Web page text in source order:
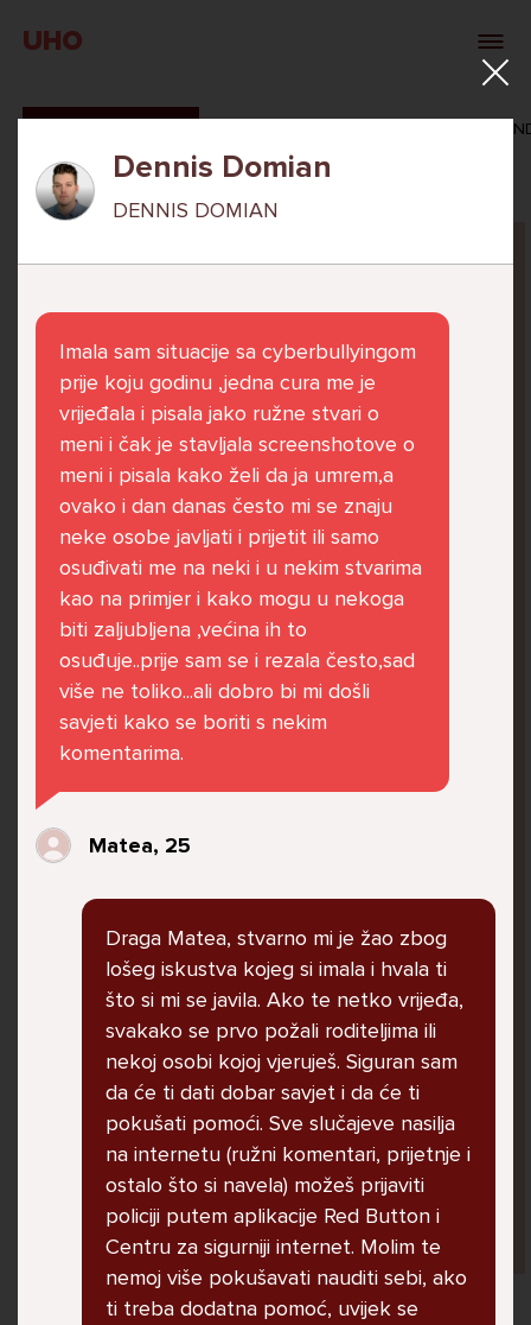
UHO
VERONIKA
Već 6 godina u školi nekoliko cura iz mog
razreda me izbacuju iz zajedničkih aktivnosti
te me iskorištavaju. Dečki iz mojeg razreda mi
govore da sam glupača te me preko discorda
vrijeđaju jer sam niska te mi govore da se
ubijem. Prije mjesec dana su me istukli kod
parka iz čistog mira dok sam prolazila sa
svojim susjedama i malim psom. Stalno u
krevet idem plačući. Nesvjesno te zbog
ljutnje sam se počela tući po nogama no
prestala sam jer me važna osoba potaknula
na to. Prije toga svega nakon nekoliko godina
prijateljstva ostavila me najbolja prijateljica
nisam htjela ići u školu jer me to sve jako
pogodilo. Cyber bulyala me preko snapchata
i drugih drugih društvenih mreža. Sad opet
razgovaramo no jako teško. Stalno provodim
vrijeme učeći ili trenirajući moje pse jako sam
vezana za njih te ih jako volim Često
razgovaram s mamom no ne želim joj sve reći
jer me ne shvaća. Ponekad želim skočiti sa
balkona svoje kuće. Neznam što da više
Lana, 12
Dennis Domian
DENNIS DOMIAN
Imala sam situacije sa cyberbullyingom
prije koju godinu ,jedna cura me je
vrijeđala i pisala jako ružne stvari o
meni i čak je stavljala screenshotove o
meni i pisala kako želi da ja umrem,a
ovako i dan danas često mi se znaju
neke osobe javljati i prijetit ili samo
osuđivati me na neki i u nekim stvarima
kao na primjer i kako mogu u nekoga
biti zaljubljena ,većina ih to
osuđuje..prije sam se i rezala često,sad
više ne toliko...ali dobro bi mi došli
savjeti kako se boriti s nekim
komentarima.
Matea, 25
Draga Matea, stvarno mi je žao zbog
lošeg iskustva kojeg si imala i hvala ti
što si mi se javila. Ako te netko vrijeđa,
svakako se prvo požali roditeljima ili
nekoj osobi kojoj vjeruješ. Siguran sam
da će ti dati dobar savjet i da će ti
pokušati pomoći. Sve slučajeve nasilja
na internetu (ružni komentari, prijetnje i
ostalo što si navela) možeš prijaviti
policiji putem aplikacije Red Button i
Centru za sigurniji internet. Molim te
nemoj više pokušavati nauditi sebi, ako
ti treba dodatna pomoć, uvijek se